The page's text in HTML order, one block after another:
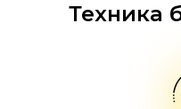
Техника